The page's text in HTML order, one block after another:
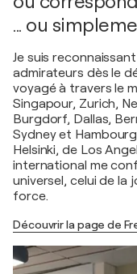
... ou
Je suis
admirateurs dès le
voyagé à travers le
Singapour, Zurich,
Burgdorf, Dallas,
Sydney et
Helsinki, de Los
international me
universel, celui de la
force.
Découvrir la page de